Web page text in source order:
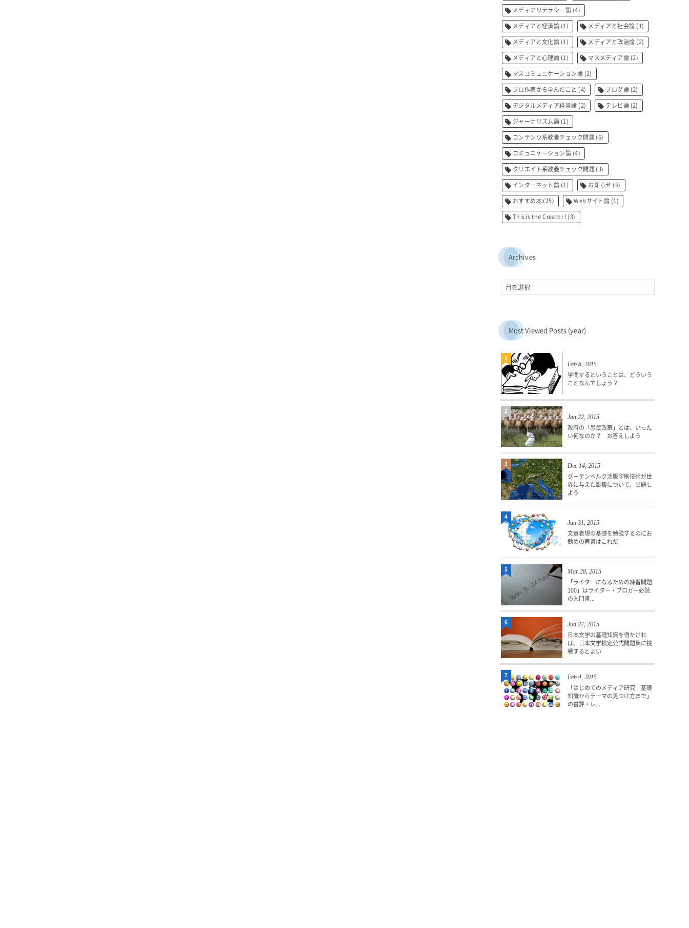
メディアリテラシー論 (4)
メディアと経済論 (1) メディアと社会論 (1)
メディアと文化論 (1) メディアと政治論 (2)
メディアと心理論 (1) マスメディア論 (2)
マスコミュニケーション論 (2)
プロ作家から学んだこと (4) ブログ論 (2)
デジタルメディア経営論 (2) テレビ論 (2)
ジャーナリズム論 (1)
コンテンツ系教養チェック問題(6)
コミュニケーション論 (4)
クリエイト系教養チェック問題(3)
インターネット論 (1) お知らせ (5)
おすすめ本(25) Webサイト論 (1)
This is the Creator !(3)
Archives
Most Viewed Posts (year)
Feb 8, 2015
学問するということは、どういう
ことなんでしょう？
1
Jan 22, 2015
政府の「愚民政策」とは、いった
い何なのか？ お答えしよう
2
Dec 14, 2015
グーテンベルク活版印刷技術が世
界に与えた影響について、出題し
よう
3
Jan 31, 2015
文章表現の基礎を勉強するのにお
勧めの著書はこれだ
4
Mar 28, 2015
「ライターになるための練習問題
100」はライター・ブロガー必読
の入門書...
5
Jun 27, 2015
日本文学の基礎知識を得たけれ
ば、日本文学検定公式問題集に挑
戦するとよい
6
Feb 4, 2015
「はじめてのメディア研究 基礎
知識からテーマの見つけ方まで」
の書評・レ...
7